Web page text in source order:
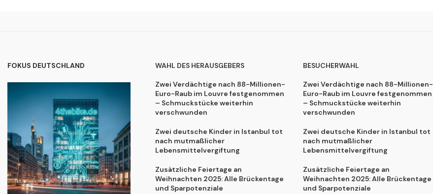
FOKUS DEUTSCHLAND WAHL DES HERAUSGEBERS
Zwei Verdächtige nach 88-Millionen-
Euro-Raub im Louvre festgenommen
– Schmuckstücke weiterhin
verschwunden
Zwei deutsche Kinder in Istanbul tot
nach mutmaßlicher
Lebensmittelvergiftung
Zusätzliche Feiertage an
Weihnachten 2025: Alle Brückentage
und Sparpotenziale
BESUCHERWAHL
Zwei Verdächtige nach 88-Millionen-
Euro-Raub im Louvre festgenommen
– Schmuckstücke weiterhin
verschwunden
Zwei deutsche Kinder in Istanbul tot
nach mutmaßlicher
Lebensmittelvergiftung
Zusätzliche Feiertage an
Weihnachten 2025: Alle Brückentage
und Sparpotenziale